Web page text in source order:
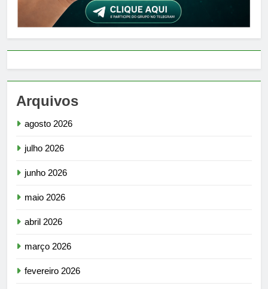
Arquivos
agosto 2026
julho 2026
junho 2026
maio 2026
abril 2026
março 2026
fevereiro 2026